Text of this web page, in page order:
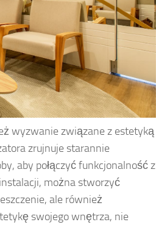
wyzwanie związane z estetyką
zrujnuje starannie
aby połączyć funkcjonalność z
można stworzyć
ale również
swojego wnętrza, nie